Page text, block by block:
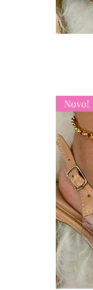
Novo!